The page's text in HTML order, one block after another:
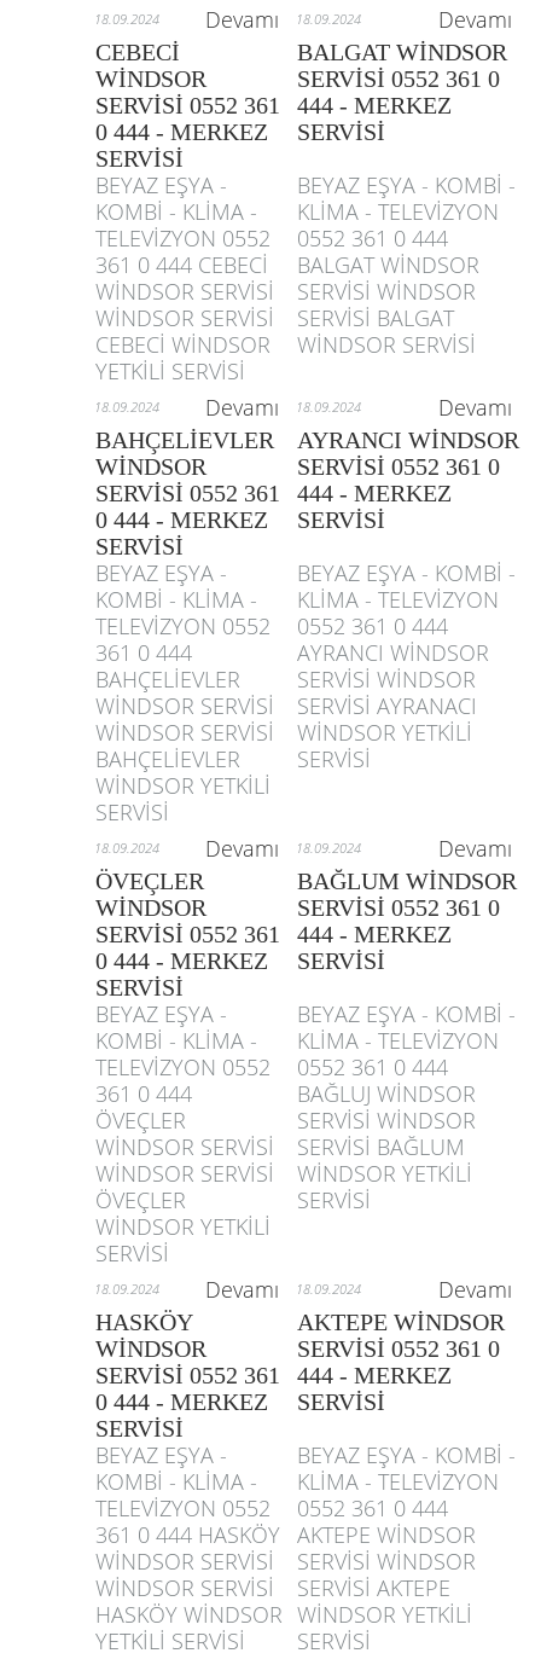
18.09.2024 Devamı 18.09.2024 Devamı
CEBECİ
WİNDSOR
SERVİSİ 0552 361
0 444 - MERKEZ
SERVİSİ
BALGAT WİNDSOR
SERVİSİ 0552 361 0
444 - MERKEZ
SERVİSİ
BEYAZ EŞYA -
KOMBİ - KLİMA -
TELEVİZYON 0552
361 0 444 CEBECİ
WİNDSOR SERVİSİ
WİNDSOR SERVİSİ
CEBECİ WİNDSOR
YETKİLİ SERVİSİ
BEYAZ EŞYA - KOMBİ -
KLİMA - TELEVİZYON
0552 361 0 444
BALGAT WİNDSOR
SERVİSİ WİNDSOR
SERVİSİ BALGAT
WİNDSOR SERVİSİ
18.09.2024 Devamı 18.09.2024 Devamı
BAHÇELİEVLER
WİNDSOR
SERVİSİ 0552 361
0 444 - MERKEZ
SERVİSİ
AYRANCI WİNDSOR
SERVİSİ 0552 361 0
444 - MERKEZ
SERVİSİ
BEYAZ EŞYA -
KOMBİ - KLİMA -
TELEVİZYON 0552
361 0 444
BAHÇELİEVLER
WİNDSOR SERVİSİ
WİNDSOR SERVİSİ
BAHÇELİEVLER
WİNDSOR YETKİLİ
SERVİSİ
BEYAZ EŞYA - KOMBİ -
KLİMA - TELEVİZYON
0552 361 0 444
AYRANCI WİNDSOR
SERVİSİ WİNDSOR
SERVİSİ AYRANACI
WİNDSOR YETKİLİ
SERVİSİ
18.09.2024 Devamı 18.09.2024 Devamı
ÖVEÇLER
WİNDSOR
SERVİSİ 0552 361
0 444 - MERKEZ
SERVİSİ
BAĞLUM WİNDSOR
SERVİSİ 0552 361 0
444 - MERKEZ
SERVİSİ
BEYAZ EŞYA -
KOMBİ - KLİMA -
TELEVİZYON 0552
361 0 444
ÖVEÇLER
WİNDSOR SERVİSİ
WİNDSOR SERVİSİ
ÖVEÇLER
WİNDSOR YETKİLİ
SERVİSİ
BEYAZ EŞYA - KOMBİ -
KLİMA - TELEVİZYON
0552 361 0 444
BAĞLUJ WİNDSOR
SERVİSİ WİNDSOR
SERVİSİ BAĞLUM
WİNDSOR YETKİLİ
SERVİSİ
18.09.2024 Devamı 18.09.2024 Devamı
HASKÖY
WİNDSOR
SERVİSİ 0552 361
0 444 - MERKEZ
SERVİSİ
AKTEPE WİNDSOR
SERVİSİ 0552 361 0
444 - MERKEZ
SERVİSİ
BEYAZ EŞYA -
KOMBİ - KLİMA -
TELEVİZYON 0552
361 0 444 HASKÖY
WİNDSOR SERVİSİ
WİNDSOR SERVİSİ
HASKÖY WİNDSOR
YETKİLİ SERVİSİ
BEYAZ EŞYA - KOMBİ -
KLİMA - TELEVİZYON
0552 361 0 444
AKTEPE WİNDSOR
SERVİSİ WİNDSOR
SERVİSİ AKTEPE
WİNDSOR YETKİLİ
SERVİSİ